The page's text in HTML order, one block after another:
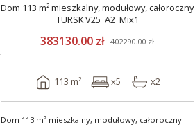
Dom 113 m² mieszkalny, modułowy, całoroczny
TURSK V25_A2_Mix1
383130.00 zł 402290.00 zł
113 m² x5 x2
Dom 113 m² mieszkalny, modułowy, całoroczny –